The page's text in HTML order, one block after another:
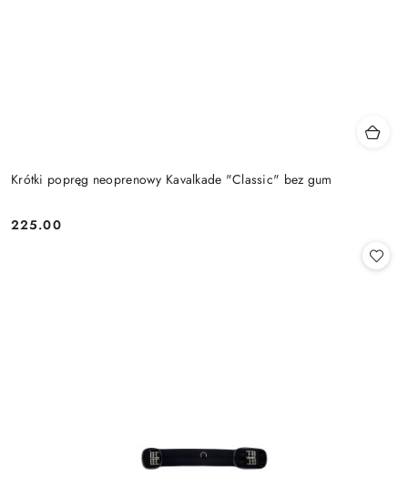
Krótki popręg neoprenowy Kavalkade "Classic" bez gum
Cena:
225.00